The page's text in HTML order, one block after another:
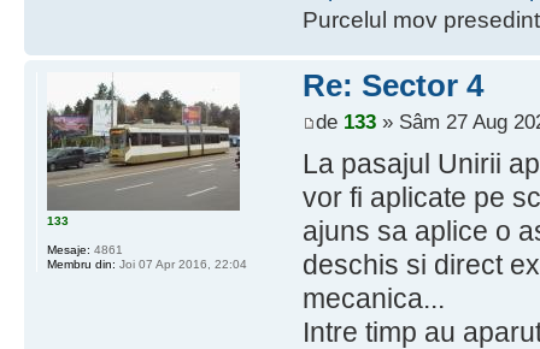
Purcelul mov
Re: Sector 4
de 133» Sâm 27 Aug
La pasajul Unirii
vor fi aplicate pe
ajuns sa aplice o
deschis si direct
mecanica...
Intre timp au
133
Mesaje: 4861
Membru din: Joi 07 Apr 2016, 22:04